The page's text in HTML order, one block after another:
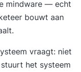
mindware — echt
bouwt aan
vraagt: niet
het systeem